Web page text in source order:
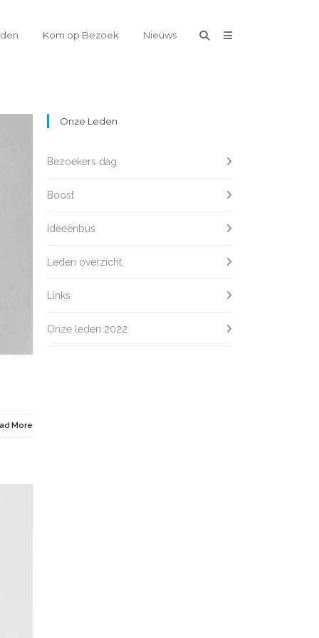
Kom op Bezoek Nieuws
More
Onze Leden
Bezoekers dag
Boost
Ideeënbus
Leden overzicht
Links
Onze leden 2022